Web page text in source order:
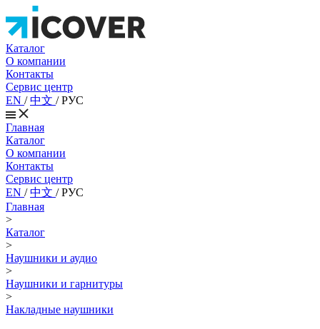
Каталог
О компании
Контакты
Сервис центр
EN /中文 /РУС
Главная
Каталог
О компании
Контакты
Сервис центр
EN /中文 /РУС
Главная
>
Каталог
>
Наушники и аудио
>
Наушники и гарнитуры
>
Накладные наушники